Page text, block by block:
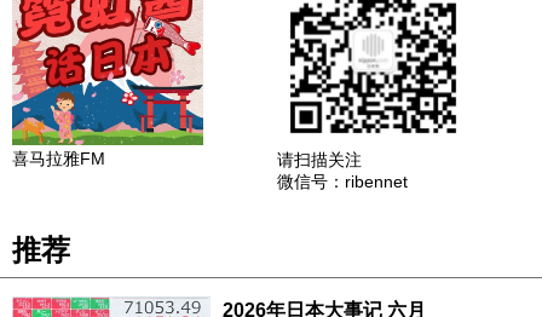
喜马拉雅FM
请扫描关注
微信号：ribennet
推荐
2026年日本大事记 六月